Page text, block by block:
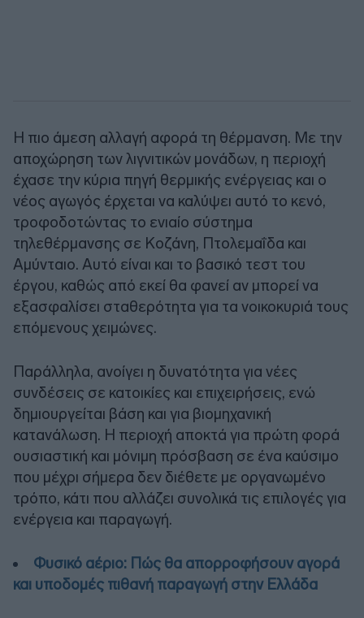
Η πιο άμεση αλλαγή αφορά τη θέρμανση. Με την
αποχώρηση των λιγνιτικών μονάδων, η περιοχή
έχασε την κύρια πηγή θερμικής ενέργειας και ο
νέος αγωγός έρχεται να καλύψει αυτό το κενό,
τροφοδοτώντας το ενιαίο σύστημα
τηλεθέρμανσης σε Κοζάνη, Πτολεμαΐδα και
Αμύνταιο. Αυτό είναι και το βασικό τεστ του
έργου, καθώς από εκεί θα φανεί αν μπορεί να
εξασφαλίσει σταθερότητα για τα νοικοκυριά τους
επόμενους χειμώνες.
Παράλληλα, ανοίγει η δυνατότητα για νέες
συνδέσεις σε κατοικίες και επιχειρήσεις, ενώ
δημιουργείται βάση και για βιομηχανική
κατανάλωση. Η περιοχή αποκτά για πρώτη φορά
ουσιαστική και μόνιμη πρόσβαση σε ένα καύσιμο
που μέχρι σήμερα δεν διέθετε με οργανωμένο
τρόπο, κάτι που αλλάζει συνολικά τις επιλογές για
ενέργεια και παραγωγή.
Φυσικό αέριο: Πώς θα απορροφήσουν αγορά
και υποδομές πιθανή παραγωγή στην Ελλάδα